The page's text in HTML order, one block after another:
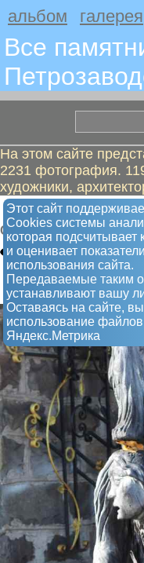
альбом галерея
Все
На этом сайте
2231 фотография.
художники,
Этот сайт
Сookies системы
которая подсчитывает
и оценивает
использования сайта.
Передаваемые таким
устанавливают вашу
Оставаясь на сайте,
использование
Яндекс.Метрика
Возвращение
Скульптура